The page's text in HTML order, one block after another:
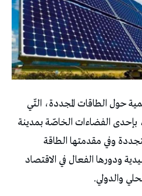
حول الطاقات المجددة، التّي
الفضاءات الخاصّة بمدينة
وفي مقدمتها الطاقة
ودورها الفعال في الاقتصاد
والدولي.